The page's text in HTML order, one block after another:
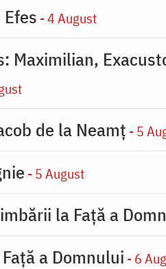
- 4 August
Maximilian,
de la Neamț - 5
- 5 August
la Faţă a
a Domnului - 6